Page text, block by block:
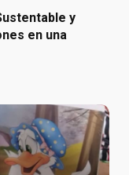
y
en una